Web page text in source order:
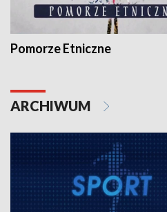
Pomorze Etniczne
ARCHIWUM